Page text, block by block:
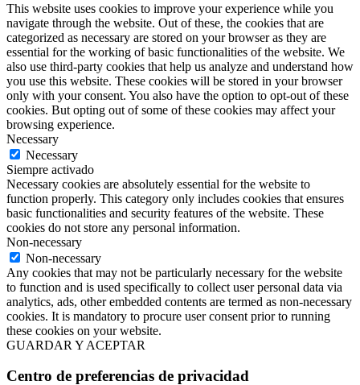
This website uses cookies to improve your experience while you
navigate through the website. Out of these, the cookies that are
categorized as necessary are stored on your browser as they are
essential for the working of basic functionalities of the website. We
also use third-party cookies that help us analyze and understand how
you use this website. These cookies will be stored in your browser
only with your consent. You also have the option to opt-out of these
cookies. But opting out of some of these cookies may affect your
browsing experience.
Necessary
Necessary
Siempre activado
Necessary cookies are absolutely essential for the website to
function properly. This category only includes cookies that ensures
basic functionalities and security features of the website. These
cookies do not store any personal information.
Non-necessary
Non-necessary
Any cookies that may not be particularly necessary for the website
to function and is used specifically to collect user personal data via
analytics, ads, other embedded contents are termed as non-necessary
cookies. It is mandatory to procure user consent prior to running
these cookies on your website.
GUARDAR Y ACEPTAR
Centro de preferencias de privacidad